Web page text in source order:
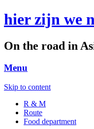
hier zijn we
On the road in
Menu
Skip to content
R & M
Route
Food department